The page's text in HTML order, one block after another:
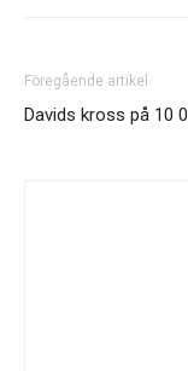
Föregående artikel
Davids kross på 10